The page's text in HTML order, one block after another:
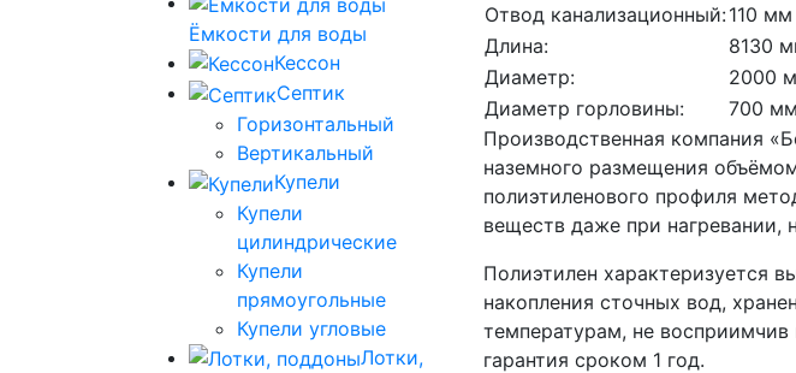
Ёмкости для воды
Кессон
Септик
Горизонтальный
Вертикальный
Купели
Купели
цилиндрические
Купели
прямоугольные
Купели угловые
Лотки,
Отвод канализационный:110 мм
Длина:
8130
Диаметр:
2000
Диаметр горловины:
700 мм
Производственная компания
наземного размещения
полиэтиленового профиля
веществ даже при нагревании,
Полиэтилен характеризуется
накопления сточных вод,
температурам, не
гарантия сроком 1 год.